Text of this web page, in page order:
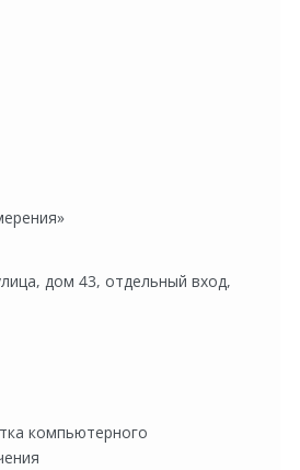
дом 43, отдельный вход,
компьютерного